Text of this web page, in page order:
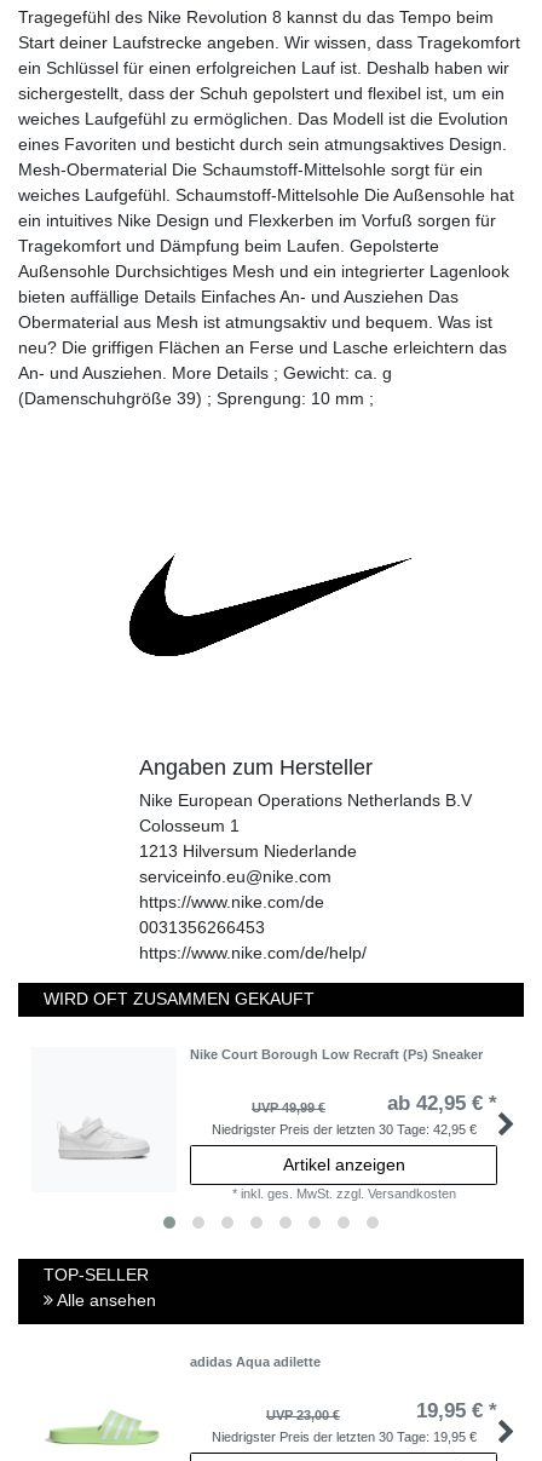
Tragegefühl des Nike Revolution 8 kannst du das Tempo beim
Start deiner Laufstrecke angeben. Wir wissen, dass Tragekomfort
ein Schlüssel für einen erfolgreichen Lauf ist. Deshalb haben wir
sichergestellt, dass der Schuh gepolstert und flexibel ist, um ein
weiches Laufgefühl zu ermöglichen. Das Modell ist die Evolution
eines Favoriten und besticht durch sein atmungsaktives Design.
Mesh-Obermaterial Die Schaumstoff-Mittelsohle sorgt für ein
weiches Laufgefühl. Schaumstoff-Mittelsohle Die Außensohle hat
ein intuitives Nike Design und Flexkerben im Vorfuß sorgen für
Tragekomfort und Dämpfung beim Laufen. Gepolsterte
Außensohle Durchsichtiges Mesh und ein integrierter Lagenlook
bieten auffällige Details Einfaches An- und Ausziehen Das
Obermaterial aus Mesh ist atmungsaktiv und bequem. Was ist
neu? Die griffigen Flächen an Ferse und Lasche erleichtern das
An- und Ausziehen. More Details ; Gewicht: ca. g
(Damenschuhgröße 39) ; Sprengung: 10 mm ;
Angaben zum Hersteller
Nike European Operations Netherlands B.V
Colosseum 1
1213 Hilversum Niederlande
serviceinfo.eu@nike.com
https://www.nike.com/de
0031356266453
https://www.nike.com/de/help/
WIRD OFT ZUSAMMEN GEKAUFT
Nike Court Borough Low Recraft (Ps) Sneaker
UVP 49,99 € ab 42,95 € *
Niedrigster Preis der letzten 30 Tage: 42,95 €
Artikel anzeigen
* inkl. ges. MwSt. zzgl. Versandkosten
TOP-SELLER
Alle ansehen
adidas Aqua adilette
UVP 23,00 € 19,95 € *
Niedrigster Preis der letzten 30 Tage: 19,95 €